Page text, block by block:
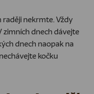
raději nekrmte. Vždy
zimních dnech dávejte
dnech naopak na
kočku